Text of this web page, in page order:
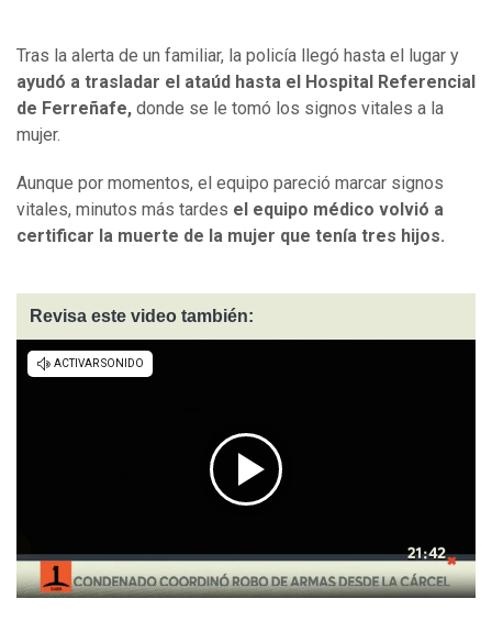
Tras la alerta de un familiar, la policía llegó hasta el lugar y
ayudó a trasladar el ataúd hasta el Hospital Referencial
de Ferreñafe, donde se le tomó los signos vitales a la
mujer.
Aunque por momentos, el equipo pareció marcar signos
vitales, minutos más tardes el equipo médico volvió a
certificar la muerte de la mujer que tenía tres hijos.
Revisa este video también: